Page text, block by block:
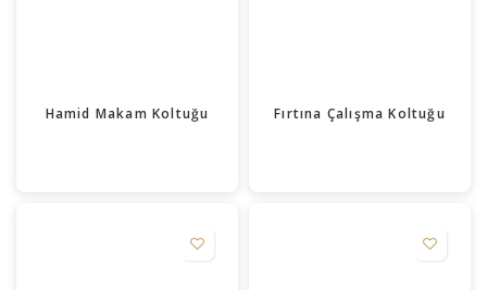
Hamid Makam Koltuğu Fırtına Çalışma Koltuğu